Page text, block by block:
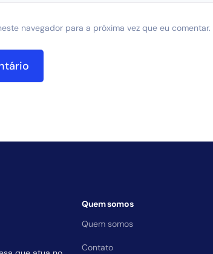
navegador para a próxima vez que eu comentar.
Quem somos
Quem somos
Contato